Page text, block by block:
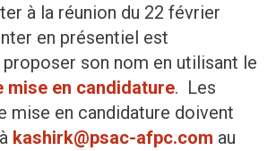
à la réunion du 22 février
en présentiel est
son nom en utilisant le
mise en candidature. Les
mise en candidature doivent
kashirk@psac-afpc.com au